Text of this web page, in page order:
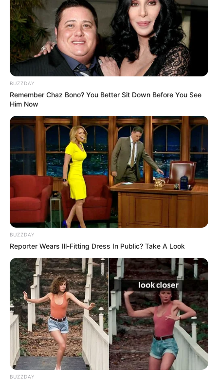
BUZZDAY
Remember Chaz Bono? You Better Sit Down Before You See
Him Now
BUZZDAY
Reporter Wears Ill-Fitting Dress In Public? Take A Look
BUZZDAY